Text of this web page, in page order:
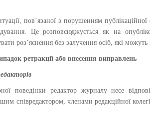
пов’язаної з порушенням
Це розповсюджується як на
роз’яснення без залучення осіб, які
ретракції або внесення виправлень
поведінки редактор журналу несе
співредактором, членами редакційної